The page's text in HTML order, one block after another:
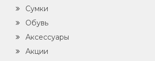
Сумки
Обувь
Аксессуары
Акции